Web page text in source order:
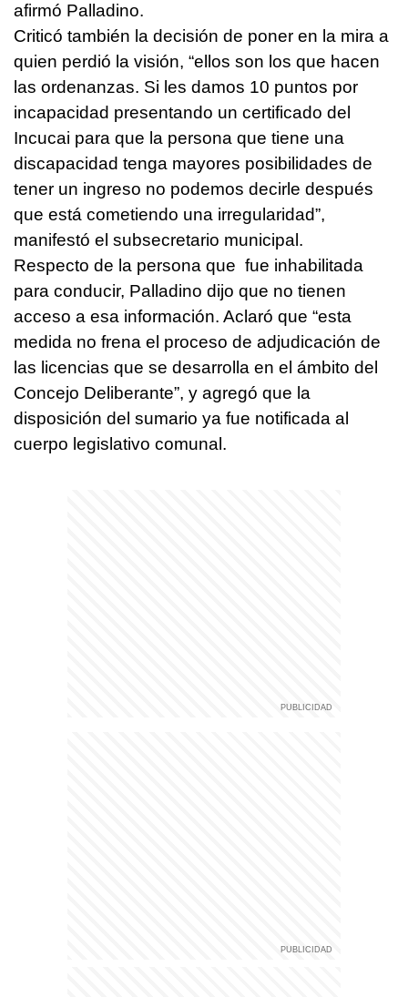
afirmó Palladino.
Criticó también la decisión de poner en la mira a
quien perdió la visión, “ellos son los que hacen
las ordenanzas. Si les damos 10 puntos por
incapacidad presentando un certificado del
Incucai para que la persona que tiene una
discapacidad tenga mayores posibilidades de
tener un ingreso no podemos decirle después
que está cometiendo una irregularidad”,
manifestó el subsecretario municipal.
Respecto de la persona que fue inhabilitada
para conducir, Palladino dijo que no tienen
acceso a esa información. Aclaró que “esta
medida no frena el proceso de adjudicación de
las licencias que se desarrolla en el ámbito del
Concejo Deliberante”, y agregó que la
disposición del sumario ya fue notificada al
cuerpo legislativo comunal.